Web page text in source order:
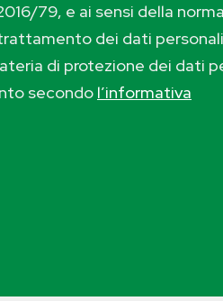
79, e ai sensi della
dei dati
di protezione dei dati
secondo l’informativa